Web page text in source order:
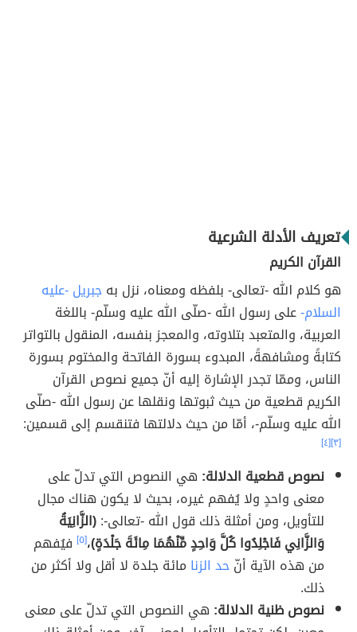
تعريف الأدلة الشرعية
القرآن الكريم
هو كلام الله -تعالى- بلفظه ومعناه، نزل بهجبريل -عليه
السلام-على رسول الله -صلّى الله عليه وسلّم- باللغة
العربية، والمتعبد بتلاوته، والمعجز بنفسه، المنقول بالتواتر
كتابةً ومشافهةً، المبدوء بسورة الفاتحة والمختوم بسورة
الناس، وممّا تجدر الإشارة إليه أنّ جميع نصوص القرآن
الكريم قطعية من حيث ثبوتها ونقلها عن رسول الله -صلّى
الله عليه وسلّم-، أمّا من حيث دلالتها فتنقسم إلى قسمين:
[٣] [٤]
نصوص قطعية الدلالة: هي النصوص التي تدلّ على
معنى واحدٍ ولا يُفهم غيره، بحيث لا يكون هناك مجال
للتأويل، ومن أمثلة ذلك قول الله -تعالى-:(الزَّانِيَةُ
وَالزَّانِي فَاجْلِدُوا كُلَّ وَاحِدٍ مِّنْهُمَا مِائَةَ جَلْدَةٍ)،[٥] فيُفهم
من هذه الآية أنّحد الزنا مائة جلدة لا أقل ولا أكثر من
ذلك.
نصوص ظنية الدلالة: هي النصوص التي تدلّ على معنى